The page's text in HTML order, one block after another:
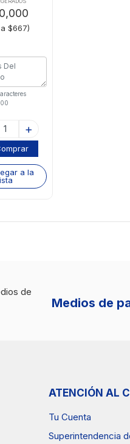
$667)
a la
Medios de
ATENCIÓN AL
Tu Cuenta
Superintendencia